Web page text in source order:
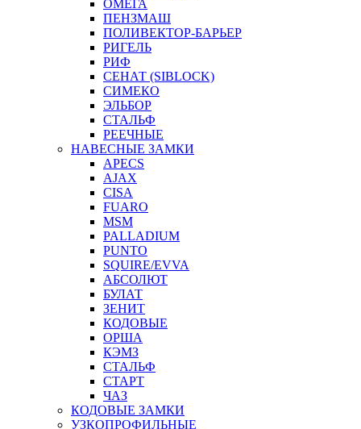
ОМЕГА
ПЕНЗМАШ
ПОЛИВЕКТОР-БАРЬЕР
РИГЕЛЬ
РИФ
СЕНАТ (SIBLOCK)
СИМЕКО
ЭЛЬБОР
СТАЛЬФ
РЕЕЧНЫЕ
НАВЕСНЫЕ ЗАМКИ
APECS
AJAX
CISA
FUARO
MSM
PALLADIUM
PUNTO
SQUIRE/EVVA
АБСОЛЮТ
БУЛАТ
ЗЕНИТ
КОДОВЫЕ
ОРША
КЭМЗ
СТАЛЬФ
СТАРТ
ЧАЗ
КОДОВЫЕ ЗАМКИ
УЗКОПРОФИЛЬНЫЕ